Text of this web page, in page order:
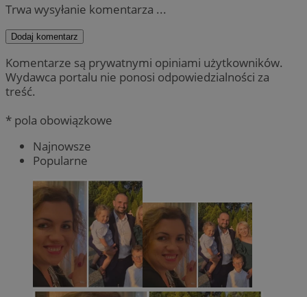
Trwa wysyłanie komentarza ...
Dodaj komentarz
Komentarze są prywatnymi opiniami użytkowników.
Wydawca portalu nie ponosi odpowiedzialności za
treść.
* pola obowiązkowe
Najnowsze
Popularne